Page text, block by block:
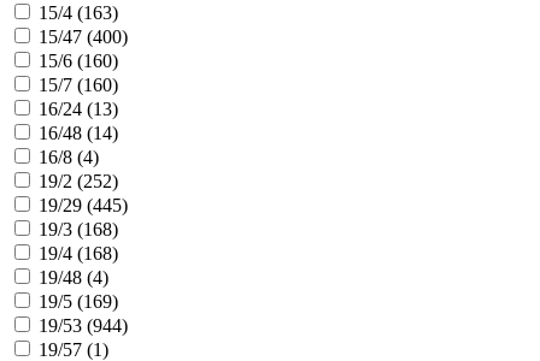
15/4 (163)
15/47 (400)
15/6 (160)
15/7 (160)
16/24 (13)
16/48 (14)
16/8 (4)
19/2 (252)
19/29 (445)
19/3 (168)
19/4 (168)
19/48 (4)
19/5 (169)
19/53 (944)
19/57 (1)